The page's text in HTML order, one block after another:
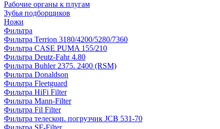
Рабочие органы к плугам
Зубья подборщиков
Ножи
Фильтра
Фильтра Terrion 3180/4200/5280/7360
Фильтра CASE PUMA 155/210
Фильтра Deutz-Fahr 4.80
Фильтра Buhler 2375. 2400 (RSM)
Фильтра Donaldson
Фильтра Fleetguard
Фильтра HiFi Filter
Фильтра Mann-Filter
Фильтра Fil Filter
Фильтра телескоп. погрузчик JCB 531-70
Фильтра SF-Filter